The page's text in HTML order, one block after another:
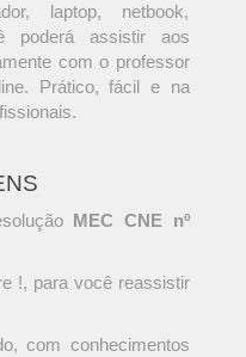
laptop, netbook,
poderá assistir aos
com o professor
Prático, fácil e na
MEC CNE nº
!, para você reassistir
com conhecimentos